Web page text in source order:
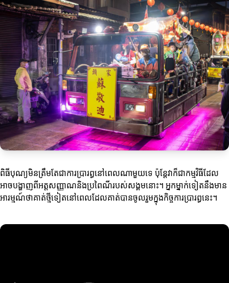
ពិធីបុណ្យមិនត្រឹមតែជាការប្រារព្ធនៅពេលណាមួយទេ ប៉ុន្តែវាក៏ជាកម្មវិធីដែល
អាចបង្ហាញពីអត្តសញ្ញាណនិងប្រពៃណីរបស់សង្គមនោះ។ អ្នកម្នាក់ទៀតនឹងមាន
អារម្មណ៍ថាគាត់ថ្មីទៀតនៅពេលដែលគាត់បានចូលរួមក្នុងកិច្ចការប្រារព្ធនេះ។